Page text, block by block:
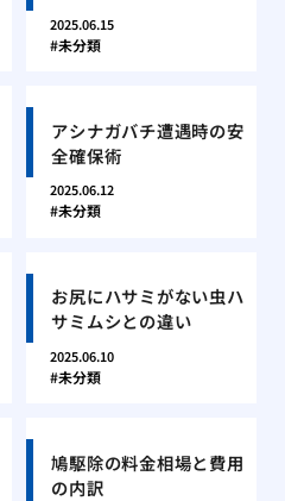
2025.06.15
未分類
アシナガバチ遭遇時の安
全確保術
2025.06.12
未分類
お尻にハサミがない虫ハ
サミムシとの違い
2025.06.10
未分類
鳩駆除の料金相場と費用
の内訳